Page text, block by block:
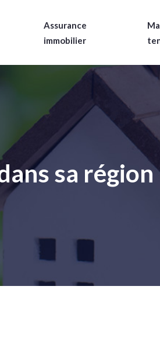
Assurance
immobilier
sa région